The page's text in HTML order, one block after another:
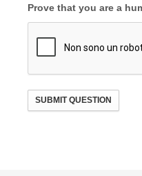
Prove that you are a
SUBMIT QUESTION